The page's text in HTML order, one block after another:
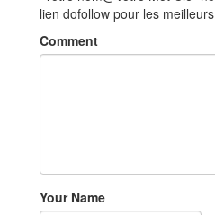
lien dofollow pour les
Comment
Your Name